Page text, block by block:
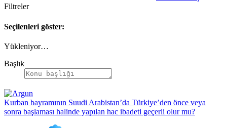
Filtreler
Seçilenleri göster:
Yükleniyor…
Başlık
Kurban bayramının Suudi Arabistan’da Türkiye’den önce veya
sonra başlaması halinde yapılan hac ibadeti geçerli olur mu?